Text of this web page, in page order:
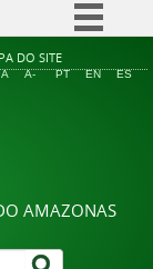
DO SITE
A A- PT EN ES
AMAZONAS